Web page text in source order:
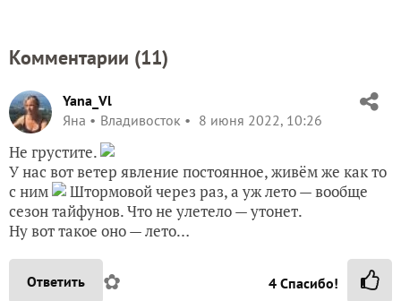
Комментарии (11)
Yana_Vl
Яна
Владивосток 8 июня 2022, 10:26
Не грустите.
У нас вот ветер явление постоянное, живём же как то
с ним
Штормовой через раз, а уж лето — вообще
сезон тайфунов. Что не улетело — утонет.
Ну вот такое оно — лето…
Ответить ✿ 4 Спасибо!